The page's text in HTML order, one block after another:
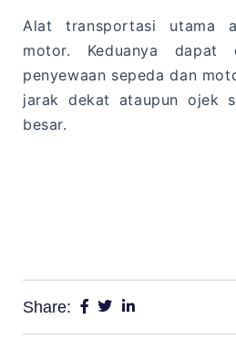
Alat transportasi utama
motor. Keduanya
penyewaan sepeda dan
jarak dekat ataupun ojek
besar.
Share: